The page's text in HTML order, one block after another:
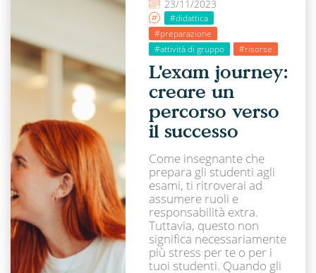
23/11/2023
#didattica
#preparazione
#attività di gruppo
#risorse
L'exam journey:
creare un
percorso verso
il successo
Come insegnante che
prepara gli studenti agli
esami, ti ritroverai ad
assumere ruoli e
responsabilità extra.
Tuttavia, questo non
significa necessariamente
più stress per te o per i
tuoi studenti. Quando gli